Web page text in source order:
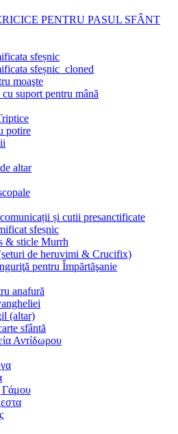
PENTRU PASUL SFÂNT
sfeșnic
sfeșnic_cloned
moaşte
suport pentru mână
potire
altar
și cutii presanctificate
sfeșnic
& sticle Murrh
de heruvimi & Crucifix)
pentru Împărtăşanie
anafură
(altar)
sfântă
Αντίδωρου